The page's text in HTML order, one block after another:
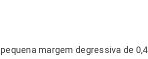
margem degressiva de 0,4